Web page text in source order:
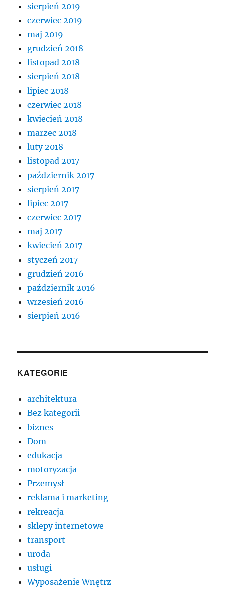
sierpień 2019
czerwiec 2019
maj 2019
grudzień 2018
listopad 2018
sierpień 2018
lipiec 2018
czerwiec 2018
kwiecień 2018
marzec 2018
luty 2018
listopad 2017
październik 2017
sierpień 2017
lipiec 2017
czerwiec 2017
maj 2017
kwiecień 2017
styczeń 2017
grudzień 2016
październik 2016
wrzesień 2016
sierpień 2016
KATEGORIE
architektura
Bez kategorii
biznes
Dom
edukacja
motoryzacja
Przemysł
reklama i marketing
rekreacja
sklepy internetowe
transport
uroda
usługi
Wyposażenie Wnętrz